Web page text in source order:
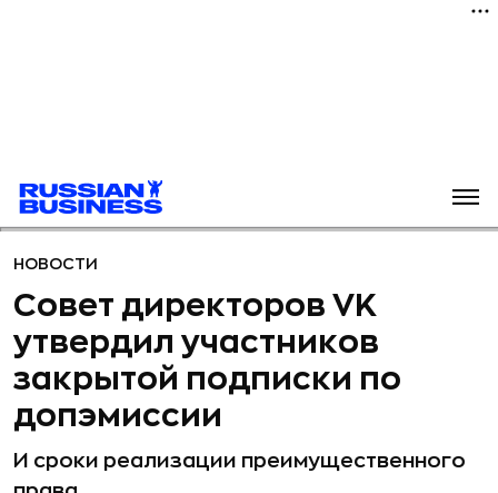
НОВОСТИ
Совет директоров VK
утвердил участников
закрытой подписки по
допэмиссии
И сроки реализации преимущественного